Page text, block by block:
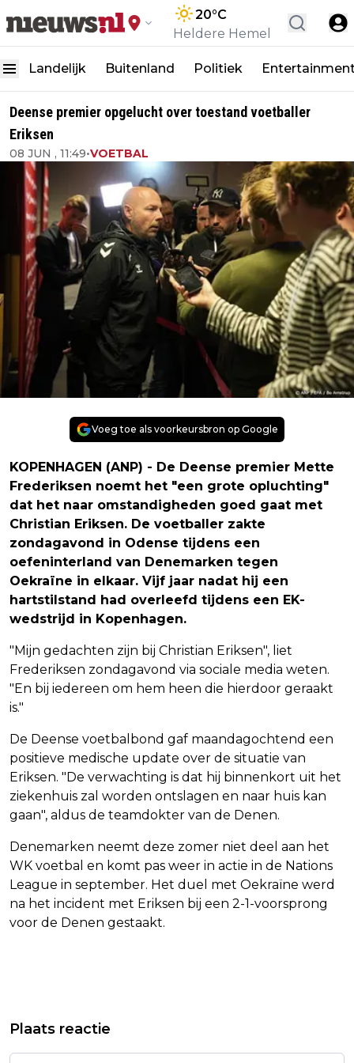
20°C
Heldere Hemel
Landelijk Buitenland Politiek
Deense premier opgelucht over toestand voetballer
Eriksen
08 JUN , 11:49•VOETBAL
Voeg toe als voorkeursbron op Google
KOPENHAGEN (ANP) - De Deense premier Mette
Frederiksen noemt het "een grote opluchting"
dat het naar omstandigheden goed gaat met
Christian Eriksen. De voetballer zakte
zondagavond in Odense tijdens een
oefeninterland van Denemarken tegen
Oekraïne in elkaar. Vijf jaar nadat hij een
hartstilstand had overleefd tijdens een EK-
wedstrijd in Kopenhagen.
"Mijn gedachten zijn bij Christian Eriksen", liet
Frederiksen zondagavond via sociale media weten.
"En bij iedereen om hem heen die hierdoor geraakt
is."
De Deense voetbalbond gaf maandagochtend een
positieve medische update over de situatie van
Eriksen. "De verwachting is dat hij binnenkort uit het
ziekenhuis zal worden ontslagen en naar huis kan
gaan", aldus de teamdokter van de Denen.
Denemarken neemt deze zomer niet deel aan het
WK voetbal en komt pas weer in actie in de Nations
League in september. Het duel met Oekraïne werd
na het incident met Eriksen bij een 2-1-voorsprong
voor de Denen gestaakt.
VERSOEPELEN IN CORONATIJD, STELT
VOORZITTER VNO-NCW NOEMT
VERTREK SUPERS BIJ LOBBYCLUB
Plaats reactie